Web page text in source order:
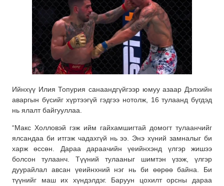
Ийнхүү Илия Топурия санаандгүйгээр юмуу азаар Дэлхийн
аваргын бүсийг хүртээгүй гэдгээ нотолж, 16 тулаанд бүгдэд
нь ялалт байгууллаа.
“Макс Холловэй гэж ийм гайхамшигтай домогт тулаанчийг
ялсандаа би итгэж чадахгүй нь ээ. Энэ хүний замналыг би
харж өссөн. Дараа дараачийн үеийнхэнд үлгэр жишээ
болсон тулаанч. Түүний тулааныг шимтэн үзэж, үлгэр
дуурайлал авсан үеийнхний нэг нь би өөрөө байна. Би
түүнийг маш их хүндэлдэг. Баруун цохилт орсны дараа